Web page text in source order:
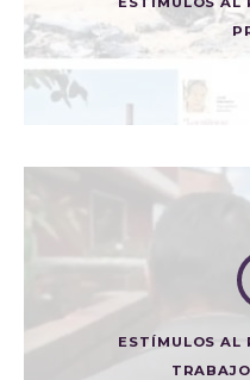
LOS AFECTADOS QUE
ESTÍMULOS AL